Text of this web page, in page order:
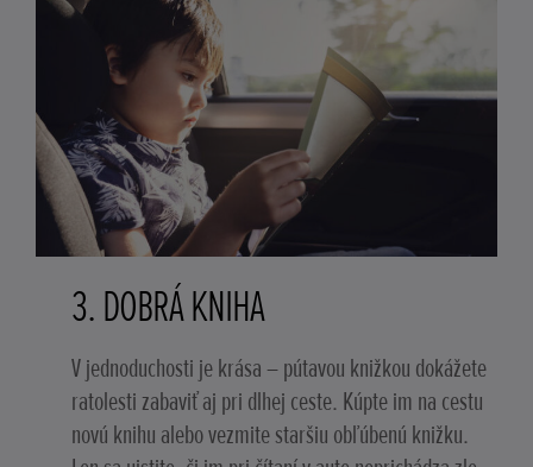
3. DOBRÁ KNIHA
V jednoduchosti je krása – pútavou knižkou dokážete
ratolesti zabaviť aj pri dlhej ceste. Kúpte im na cestu
novú knihu alebo vezmite staršiu obľúbenú knižku.